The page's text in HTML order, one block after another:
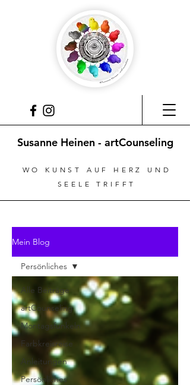
Susanne Heinen - artCounseling
WO KUNST AUF HERZ UND
SEELE TRIFFT
Mein Blog
Alle Beiträge
artCounseling
Montagsfunkeln
Farbkreisreise
Anleitungen
Persönliches
Persönliches